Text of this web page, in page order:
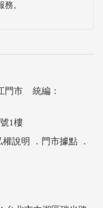
務。
門市 統編：
1樓
權說明 ． 門市據點 ．